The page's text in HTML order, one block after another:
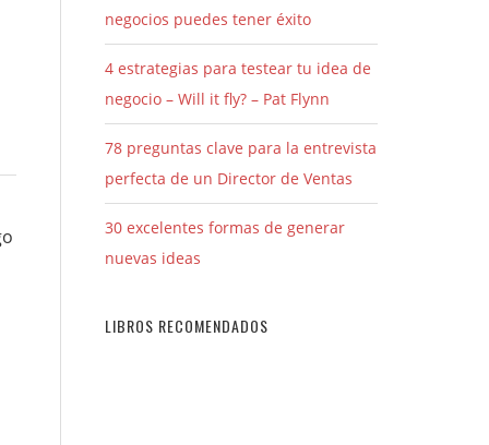
negocios puedes tener éxito
4 estrategias para testear tu idea de
negocio – Will it fly? – Pat Flynn
78 preguntas clave para la entrevista
perfecta de un Director de Ventas
30 excelentes formas de generar
nuevas ideas
LIBROS RECOMENDADOS